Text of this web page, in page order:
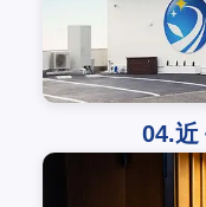
04.近